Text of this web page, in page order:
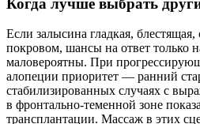
Когда лучше выбрать
Если залысина гладкая,
покровом, шансы на ответ только
маловероятны. При
алопеции приоритет — ранний
стабилизированных случаях с
в фронтально‑теменной зоне
трансплантации. Массаж в этих